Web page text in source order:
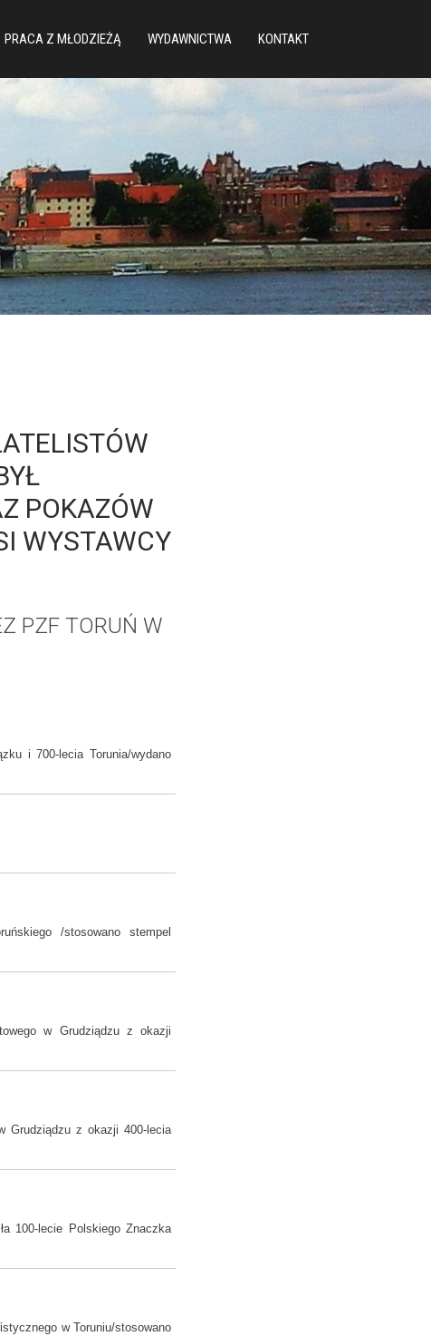
PRACA Z MŁODZIEŻĄ WYDAWNICTWA KONTAKT
POKAZÓW
WYSTAWCY
PZF TORUŃ W
i 700-lecia Torunia/wydano
/stosowano stempel
w Grudziądzu z okazji
Grudziądzu z okazji 400-lecia
100-lecie Polskiego Znaczka
w Toruniu/stosowano